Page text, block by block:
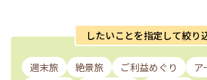
したいことを指定して絞り
週末旅 絶景旅 ご利益めぐり
ア